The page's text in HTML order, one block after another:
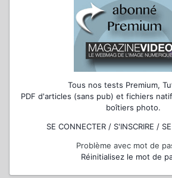
Tous nos tests Premium,
PDF d'articles (sans pub) et fichiers
boîtiers photo.
SE CONNECTER / S'INSCRIRE /
Problème avec mot de
Réinitialisez le mot de